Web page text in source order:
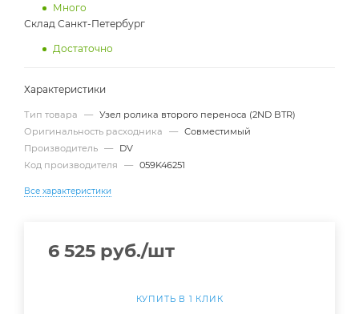
Много
Склад Санкт-Петербург
Достаточно
Характеристики
Тип товара — Узел ролика второго переноса (2ND BTR)
Оригинальность расходника
— Совместимый
Производитель —
DV
Код производителя
— 059K46251
Все характеристики
6 525 руб./шт
КУПИТЬ В 1 КЛИК